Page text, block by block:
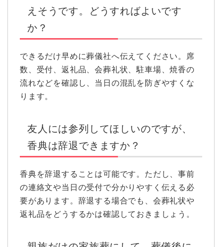
えそうです。どうすればよいです
か？
できるだけ早めに葬儀社へ伝えてください。席
数、受付、返礼品、会葬礼状、駐車場、焼香の
流れなどを確認し、当日の混乱を防ぎやすくな
ります。
友人には参列してほしいのですが、
香典は辞退できますか？
香典を辞退することは可能です。ただし、事前
の連絡文や当日の受付で分かりやすく伝える必
要があります。辞退する場合でも、会葬礼状や
返礼品をどうするかは確認しておきましょう。